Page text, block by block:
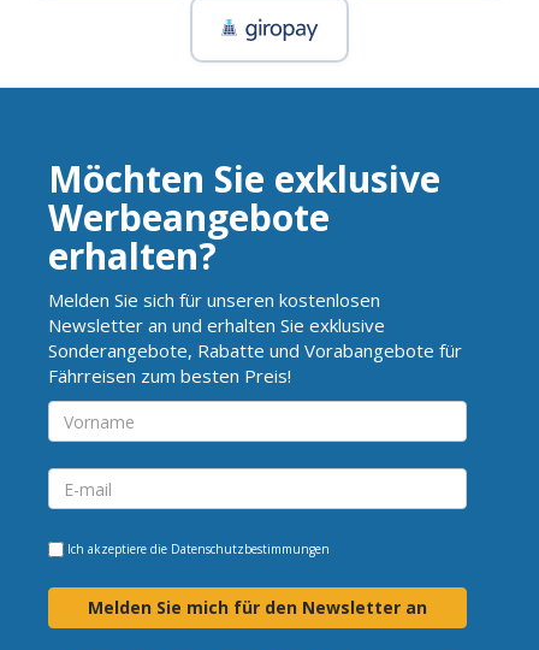
Möchten Sie exklusive
Werbeangebote
erhalten?
Melden Sie sich für unseren kostenlosen
Newsletter an und erhalten Sie exklusive
Sonderangebote, Rabatte und Vorabangebote für
Fährreisen zum besten Preis!
Ich akzeptiere die Datenschutzbestimmungen
Melden Sie mich für den Newsletter an